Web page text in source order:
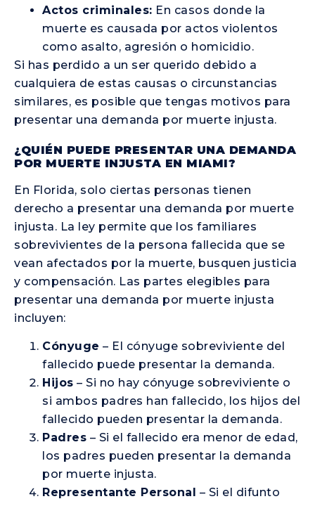
Actos criminales: En casos donde la
muerte es causada por actos violentos
como asalto, agresión o homicidio.
Si has perdido a un ser querido debido a
cualquiera de estas causas o circunstancias
similares, es posible que tengas motivos para
presentar una demanda por muerte injusta.
¿QUIÉN PUEDE PRESENTAR UNA DEMANDA
POR MUERTE INJUSTA EN MIAMI?
En Florida, solo ciertas personas tienen
derecho a presentar una demanda por muerte
injusta. La ley permite que los familiares
sobrevivientes de la persona fallecida que se
vean afectados por la muerte, busquen justicia
y compensación. Las partes elegibles para
presentar una demanda por muerte injusta
incluyen:
Cónyuge – El cónyuge sobreviviente del
fallecido puede presentar la demanda.
Hijos – Si no hay cónyuge sobreviviente o
si ambos padres han fallecido, los hijos del
fallecido pueden presentar la demanda.
Padres – Si el fallecido era menor de edad,
los padres pueden presentar la demanda
por muerte injusta.
Representante Personal – Si el difunto